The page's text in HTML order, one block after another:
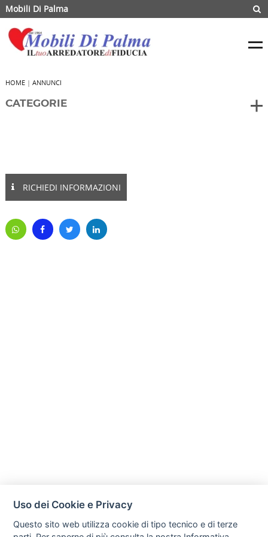
Mobili Di Palma
HOME| ANNUNCI
CATEGORIE
RICHIEDI INFORMAZIONI
Uso dei Cookie e Privacy
Questo sito web utilizza cookie di tipo tecnico e di terze